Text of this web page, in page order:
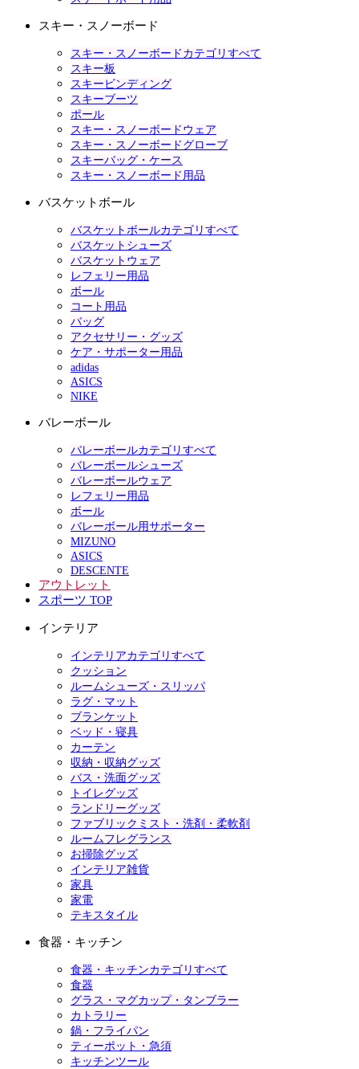
スキー・スノーボード
スキー・スノーボードカテゴリすべて
スキー板
スキービンディング
スキーブーツ
ポール
スキー・スノーボードウェア
スキー・スノーボードグローブ
スキーバッグ・ケース
スキー・スノーボード用品
バスケットボール
バスケットボールカテゴリすべて
バスケットシューズ
バスケットウェア
レフェリー用品
ボール
コート用品
バッグ
アクセサリー・グッズ
ケア・サポーター用品
adidas
ASICS
NIKE
バレーボール
バレーボールカテゴリすべて
バレーボールシューズ
バレーボールウェア
レフェリー用品
ボール
バレーボール用サポーター
MIZUNO
ASICS
DESCENTE
アウトレット
スポーツ TOP
インテリア
インテリアカテゴリすべて
クッション
ルームシューズ・スリッパ
ラグ・マット
ブランケット
ベッド・寝具
カーテン
収納・収納グッズ
バス・洗面グッズ
トイレグッズ
ランドリーグッズ
ファブリックミスト・洗剤・柔軟剤
ルームフレグランス
お掃除グッズ
インテリア雑貨
家具
家電
テキスタイル
食器・キッチン
食器・キッチンカテゴリすべて
食器
グラス・マグカップ・タンブラー
カトラリー
鍋・フライパン
ティーポット・急須
キッチンツール